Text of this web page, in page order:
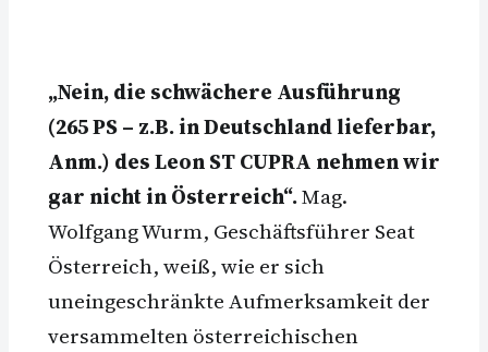
„Nein, die schwächere Ausführung
(265 PS – z.B. in Deutschland lieferbar,
Anm.) des Leon ST CUPRA nehmen wir
gar nicht in Österreich“.Mag.
Wolfgang Wurm, Geschäftsführer Seat
Österreich, weiß, wie er sich
uneingeschränkte Aufmerksamkeit der
versammelten österreichischen